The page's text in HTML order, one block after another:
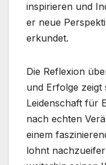
inspirieren und
er neue
erkundet.
Die Reflexion
und Erfolge zeigt
Leidenschaft für
nach echten
einem
lohnt